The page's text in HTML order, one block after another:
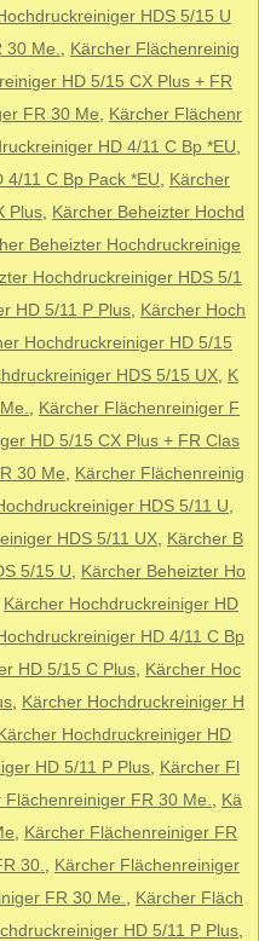
HDS 5/15 U
Me.
Kärcher Flächenreinig
HD 5/15 CX Plus + FR
FR 30 Me
Kärcher Flächenr
HD 4/11 C Bp *EU
11 C Bp Pack *EU
Kärcher
Plus Kärcher Beheizter Hochd
Beheizter Hochdruckreinige
Hochdruckreiniger HDS 5/1
HD 5/11 P Plus Kärcher Hoch
Hochdruckreiniger HD 5/15
HDS 5/15 UX
K
Kärcher Flächenreiniger F
HD 5/15 CX Plus + FR Clas
30 Me
Kärcher Flächenreinig
HDS 5/11 U
HDS 5/11 UX Kärcher B
5/15 U
Kärcher Beheizter Ho
Kärcher Hochdruckreiniger HD
HD 4/11 C Bp
HD 5/15 C Plus Kärcher Hoc
Kärcher Hochdruckreiniger H
Hochdruckreiniger HD
HD 5/11 P Plus
Kärcher Fl
Flächenreiniger FR 30 Me.
Kä
Kärcher Flächenreiniger FR
30.
Kärcher Flächenreiniger
FR 30 Me.
Kärcher Fläch
HD 5/11 P Plus